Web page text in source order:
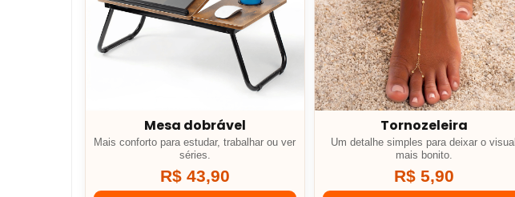
Mesa dobrável
Mais conforto para estudar, trabalhar ou ver
séries.
R$ 43,90
Tornozeleira
Um detalhe simples para deixar o visual
mais bonito.
R$ 5,90